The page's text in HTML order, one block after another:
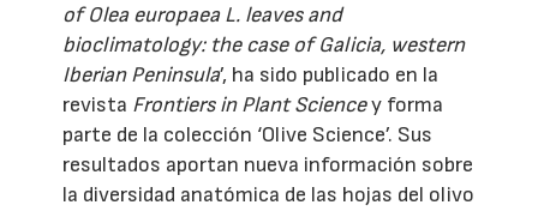
of Olea europaea L. leaves and
bioclimatology: the case of Galicia, western
Iberian Peninsula’, ha sido publicado en la
revista Frontiers in Plant Sciencey forma
parte de la colección ‘Olive Science’. Sus
resultados aportan nueva información sobre
la diversidad anatómica de las hojas del olivo